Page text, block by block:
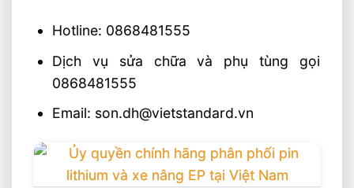
Hotline: 0868481555
Dịch vụ sửa chữa và phụ tùng gọi
0868481555
Email: son.dh@vietstandard.vn